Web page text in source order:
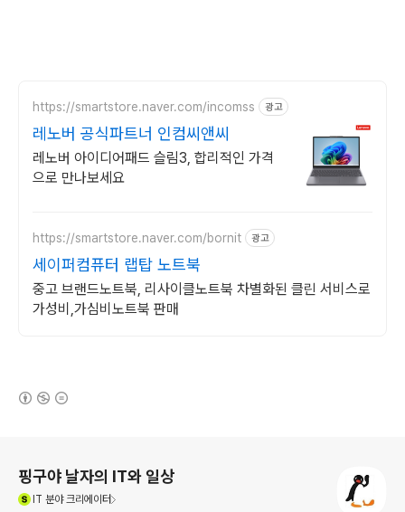
https://smartstore.naver.com/incomss 광고
레노버 공식파트너 인컴씨앤씨
레노버 아이디어패드 슬림3, 합리적인 가격
으로 만나보세요
https://smartstore.naver.com/bornit 광고
세이퍼컴퓨터 랩탑 노트북
중고 브랜드노트북, 리사이클노트북 차별화된 클린 서비스로
가성비,가심비노트북 판매
핑구야 날자의 IT와 일상
IT 분야 크리에이터